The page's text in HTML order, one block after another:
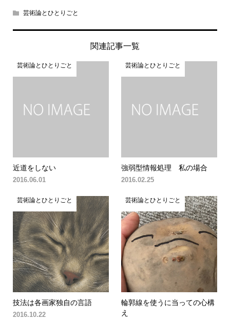
芸術論とひとりごと
関連記事一覧
芸術論とひとりごと
近道をしない
2016.06.01
芸術論とひとりごと
強弱型情報処理 私の場合
2016.02.25
芸術論とひとりごと
技法は各画家独自の言語
2016.10.22
芸術論とひとりごと
輪郭線を使うに当っての心構
え